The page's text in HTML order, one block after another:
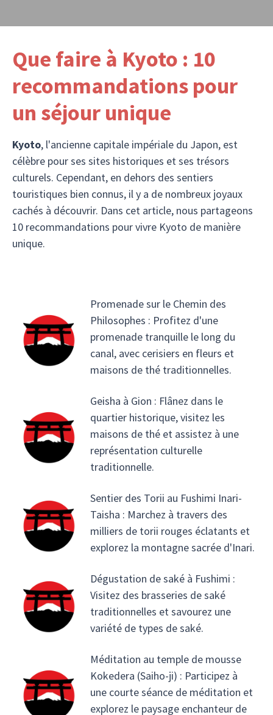
Que faire à Kyoto : 10
recommandations pour
un séjour unique
Kyoto, l'ancienne capitale impériale du Japon, est
célèbre pour ses sites historiques et ses trésors
culturels. Cependant, en dehors des sentiers
touristiques bien connus, il y a de nombreux joyaux
cachés à découvrir. Dans cet article, nous partageons
10 recommandations pour vivre Kyoto de manière
unique.
Promenade sur le Chemin des
Philosophes : Profitez d'une
promenade tranquille le long du
canal, avec cerisiers en fleurs et
maisons de thé traditionnelles.
Geisha à Gion : Flânez dans le
quartier historique, visitez les
maisons de thé et assistez à une
représentation culturelle
traditionnelle.
Sentier des Torii au Fushimi Inari-
Taisha : Marchez à travers des
milliers de torii rouges éclatants et
explorez la montagne sacrée d'Inari.
Dégustation de saké à Fushimi :
Visitez des brasseries de saké
traditionnelles et savourez une
variété de types de saké.
Méditation au temple de mousse
Kokedera (Saiho-ji) : Participez à
une courte séance de méditation et
explorez le paysage enchanteur de